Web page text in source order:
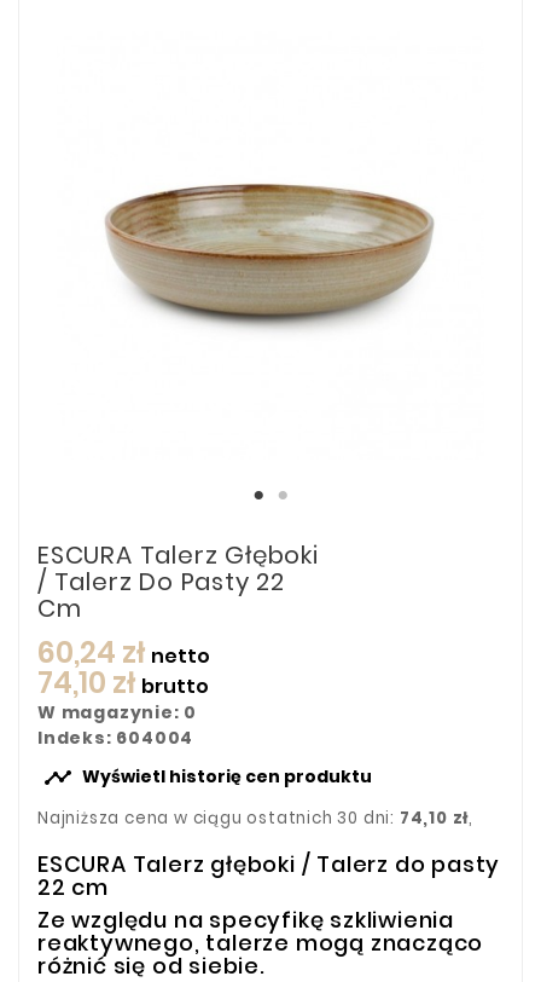
ESCURA Talerz Głęboki
/ Talerz Do Pasty 22
Cm
60,24 zł netto
74,10 zł brutto
W magazynie: 0
Indeks: 604004
 Wyświetl historię cen produktu
Najniższa cena w ciągu ostatnich 30 dni: 74,10 zł,
ESCURA Talerz głęboki / Talerz do pasty
22 cm
Ze względu na specyfikę szkliwienia
reaktywnego, talerze mogą znacząco
różnić się od siebie.